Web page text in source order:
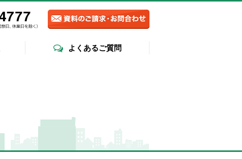
よくあるご質問